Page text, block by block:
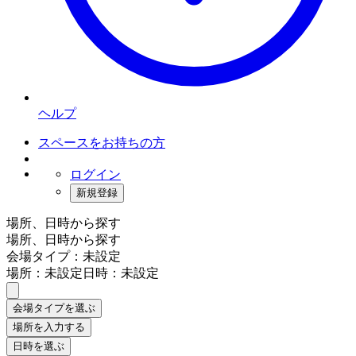
ヘルプ
スペースをお持ちの方
ログイン
新規登録
場所、日時から探す
場所、日時から探す
会場タイプ：未設定
場所：未設定日時：未設定
会場タイプを選ぶ
場所を入力する
日時を選ぶ